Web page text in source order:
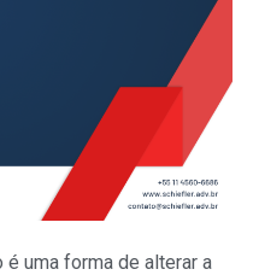
uma forma de alterar a